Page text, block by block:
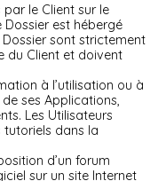
par le Client sur le
Dossier est hébergé
Dossier sont strictement
du Client et doivent
à l’utilisation ou à
ses Applications,
Les Utilisateurs
tutoriels dans la
d’un forum
sur un site Internet